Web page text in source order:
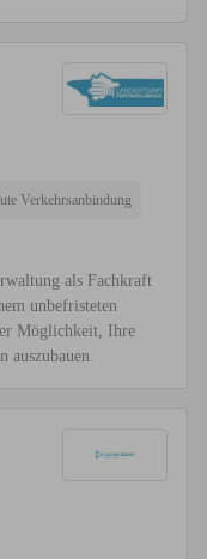
Verkehrsanbindung
als Fachkraft
unbefristeten
Möglichkeit, Ihre
auszubauen.